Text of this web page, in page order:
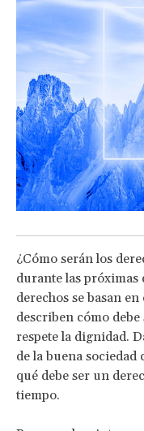
¿Cómo serán los
durante las próximas
derechos se basan
describen cómo
respete la dignidad.
de la buena
qué debe ser un
tiempo.